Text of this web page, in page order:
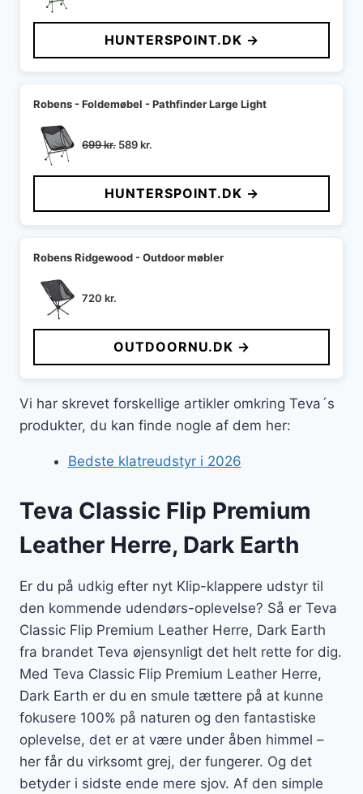
pris
var:
649 kr..
pris
er:
479 kr..
HUNTERSPOINT.DK →
Robens - Foldemøbel - Pathfinder Large Light
699kr. Den
pris
var:
699 kr..
589kr.
pris
er:
589 kr..
HUNTERSPOINT.DK →
Robens Ridgewood - Outdoor møbler
720 kr.
OUTDOORNU.DK →
Vi har skrevet forskellige artikler omkring Teva´s
produkter, du kan finde nogle af dem her:
Bedste klatreudstyr i 2026
Teva Classic Flip Premium
Leather Herre, Dark Earth
Er du på udkig efter nyt Klip-klappere udstyr til
den kommende udendørs-oplevelse? Så er Teva
Classic Flip Premium Leather Herre, Dark Earth
fra brandet Teva øjensynligt det helt rette for dig.
Med Teva Classic Flip Premium Leather Herre,
Dark Earth er du en smule tættere på at kunne
fokusere 100% på naturen og den fantastiske
oplevelse, det er at være under åben himmel –
her får du virksomt grej, der fungerer. Og det
betyder i sidste ende mere sjov. Af den simple